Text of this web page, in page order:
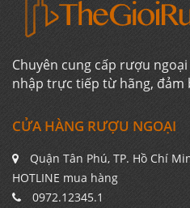
Chuyên cung cấp rượu
nhập trực tiếp từ hãng, đảm
CỬA HÀNG RƯỢU NGOẠI
Quận Tân Phú, TP. Hồ Chí
HOTLINE mua hàng
0972.12345.1